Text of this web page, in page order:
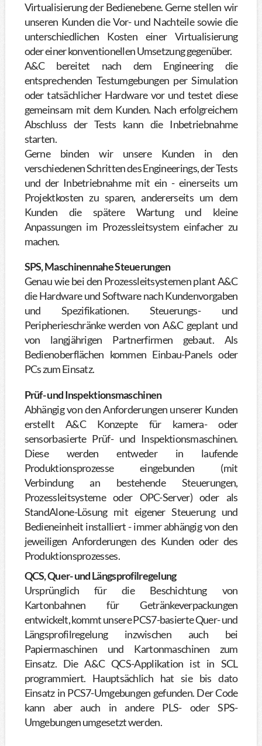
Virtualisierung der Bedienebene. Gerne stellen wir
unseren Kunden die Vor- und Nachteile sowie die
unterschiedlichen Kosten einer Virtualisierung
oder einer konventionellen Umsetzung gegenüber.
A&C bereitet nach dem Engineering die
entsprechenden Testumgebungen per Simulation
oder tatsächlicher Hardware vor und testet diese
gemeinsam mit dem Kunden. Nach erfolgreichem
Abschluss der Tests kann die Inbetriebnahme
starten.
Gerne binden wir unsere Kunden in den
verschiedenen Schritten des Engineerings, der Tests
und der Inbetriebnahme mit ein - einerseits um
Projektkosten zu sparen, andererseits um dem
Kunden die spätere Wartung und kleine
Anpassungen im Prozessleitsystem einfacher zu
machen.
SPS, Maschinennahe Steuerungen
Genau wie bei den Prozessleitsystemen plant A&C
die Hardware und Software nach Kundenvorgaben
und Spezifikationen. Steuerungs- und
Peripherieschränke werden von A&C geplant und
von langjährigen Partnerfirmen gebaut. Als
Bedienoberflächen kommen Einbau-Panels oder
PCs zum Einsatz.
Prüf- und Inspektionsmaschinen
Abhängig von den Anforderungen unserer Kunden
erstellt A&C Konzepte für kamera- oder
sensorbasierte Prüf- und Inspektionsmaschinen.
Diese werden entweder in laufende
Produktionsprozesse eingebunden (mit
Verbindung an bestehende Steuerungen,
Prozessleitsysteme oder OPC-Server) oder als
StandAlone-Lösung mit eigener Steuerung und
Bedieneinheit installiert - immer abhängig von den
jeweiligen Anforderungen des Kunden oder des
Produktionsprozesses.
QCS, Quer- und Längsprofilregelung
Ursprünglich für die Beschichtung von
Kartonbahnen für Getränkeverpackungen
entwickelt, kommt unsere PCS7-basierte Quer- und
Längsprofilregelung inzwischen auch bei
Papiermaschinen und Kartonmaschinen zum
Einsatz. Die A&C QCS-Applikation ist in SCL
programmiert. Hauptsächlich hat sie bis dato
Einsatz in PCS7-Umgebungen gefunden. Der Code
kann aber auch in andere PLS- oder SPS-
Umgebungen umgesetzt werden.